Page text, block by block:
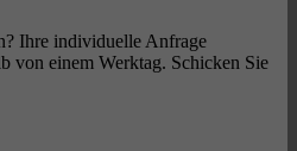
Ihre individuelle Anfrage
von einem Werktag. Schicken Sie